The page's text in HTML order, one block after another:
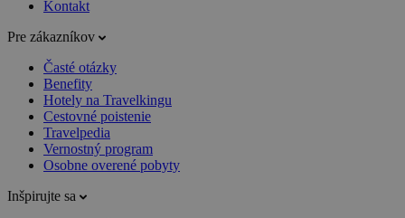
Kontakt
Pre zákazníkov
Časté otázky
Benefity
Hotely na Travelkingu
Cestovné poistenie
Travelpedia
Vernostný program
Osobne overené pobyty
Inšpirujte sa